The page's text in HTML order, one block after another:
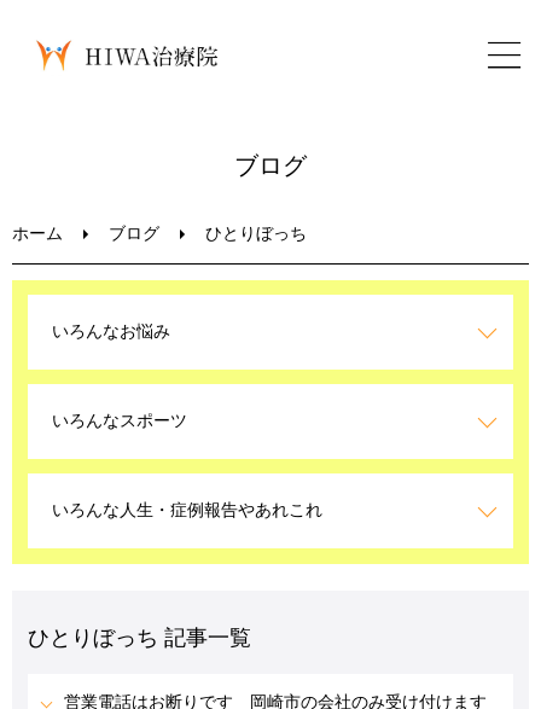
LINEお問い合わせ
ブログ
ホーム ブログ ひとりぼっち
いろんなお悩み
いろんなスポーツ
いろんな人生・症例報告やあれこれ
ひとりぼっち 記事一覧
営業電話はお断りです 岡崎市の会社のみ受け付けます